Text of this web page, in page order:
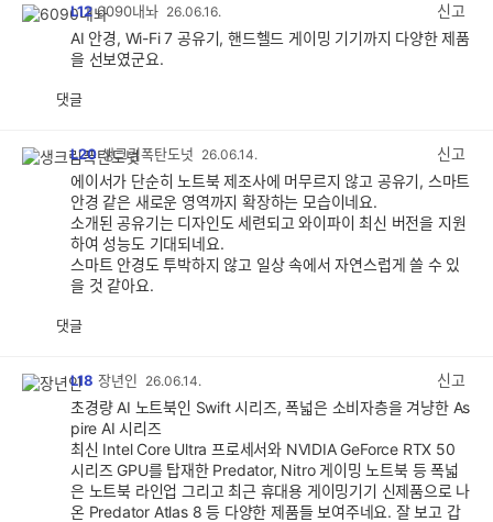
L12 6090내놔 26.06.16.
신고
AI 안경, Wi-Fi 7 공유기, 핸드헬드 게이밍 기기까지 다양한 제품
을 선보였군요.
댓글
L20 생크림폭탄도넛 26.06.14.
신고
에이서가 단순히 노트북 제조사에 머무르지 않고 공유기, 스마트
안경 같은 새로운 영역까지 확장하는 모습이네요.
소개된 공유기는 디자인도 세련되고 와이파이 최신 버전을 지원
하여 성능도 기대되네요.
스마트 안경도 투박하지 않고 일상 속에서 자연스럽게 쓸 수 있
을 것 같아요.
댓글
L18 장년인 26.06.14.
신고
초경량 AI 노트북인 Swift 시리즈, 폭넓은 소비자층을 겨냥한 As
pire AI 시리즈
최신 Intel Core Ultra 프로세서와 NVIDIA GeForce RTX 50
시리즈 GPU를 탑재한 Predator, Nitro 게이밍 노트북 등 폭넓
은 노트북 라인업 그리고 최근 휴대용 게이밍기기 신제품으로 나
온 Predator Atlas 8 등 다양한 제품들 보여주네요. 잘 보고 갑